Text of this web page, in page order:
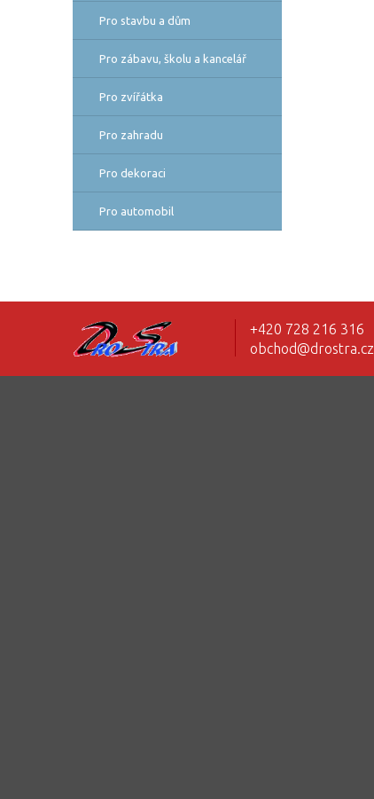
Pro stavbu a dům
Pro zábavu, školu a kancelář
Pro zvířátka
Pro zahradu
Pro dekoraci
Pro automobil
+420 728 216 316
obchod@drostra.cz